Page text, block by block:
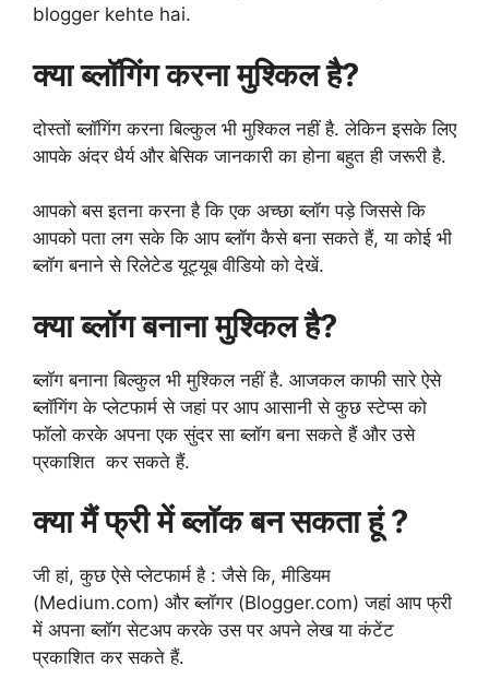
blogger kehte hai.
क्या ब्लॉगिंग करना मुश्किल है?
दोस्तों ब्लॉगिंग करना बिल्कुल भी मुश्किल नहीं है. लेकिन इसके लिए
आपके अंदर धैर्य और बेसिक जानकारी का होना बहुत ही जरूरी है.
आपको बस इतना करना है कि एक अच्छा ब्लॉग पड़े जिससे कि
आपको पता लग सके कि आप ब्लॉग कैसे बना सकते हैं, या कोई भी
ब्लॉग बनाने से रिलेटेड यूट्यूब वीडियो को देखें.
क्या ब्लॉग बनाना मुश्किल है?
ब्लॉग बनाना बिल्कुल भी मुश्किल नहीं है. आजकल काफी सारे ऐसे
ब्लॉगिंग के प्लेटफार्म से जहां पर आप आसानी से कुछ स्टेप्स को
फॉलो करके अपना एक सुंदर सा ब्लॉग बना सकते हैं और उसे
प्रकाशित कर सकते हैं.
क्या मैं फ्री में ब्लॉक बन सकता हूं ?
जी हां, कुछ ऐसे प्लेटफार्म है : जैसे कि, मीडियम
(Medium.com) और ब्लॉगर (Blogger.com) जहां आप फ्री
में अपना ब्लॉग सेटअप करके उस पर अपने लेख या कंटेंट
प्रकाशित कर सकते हैं.